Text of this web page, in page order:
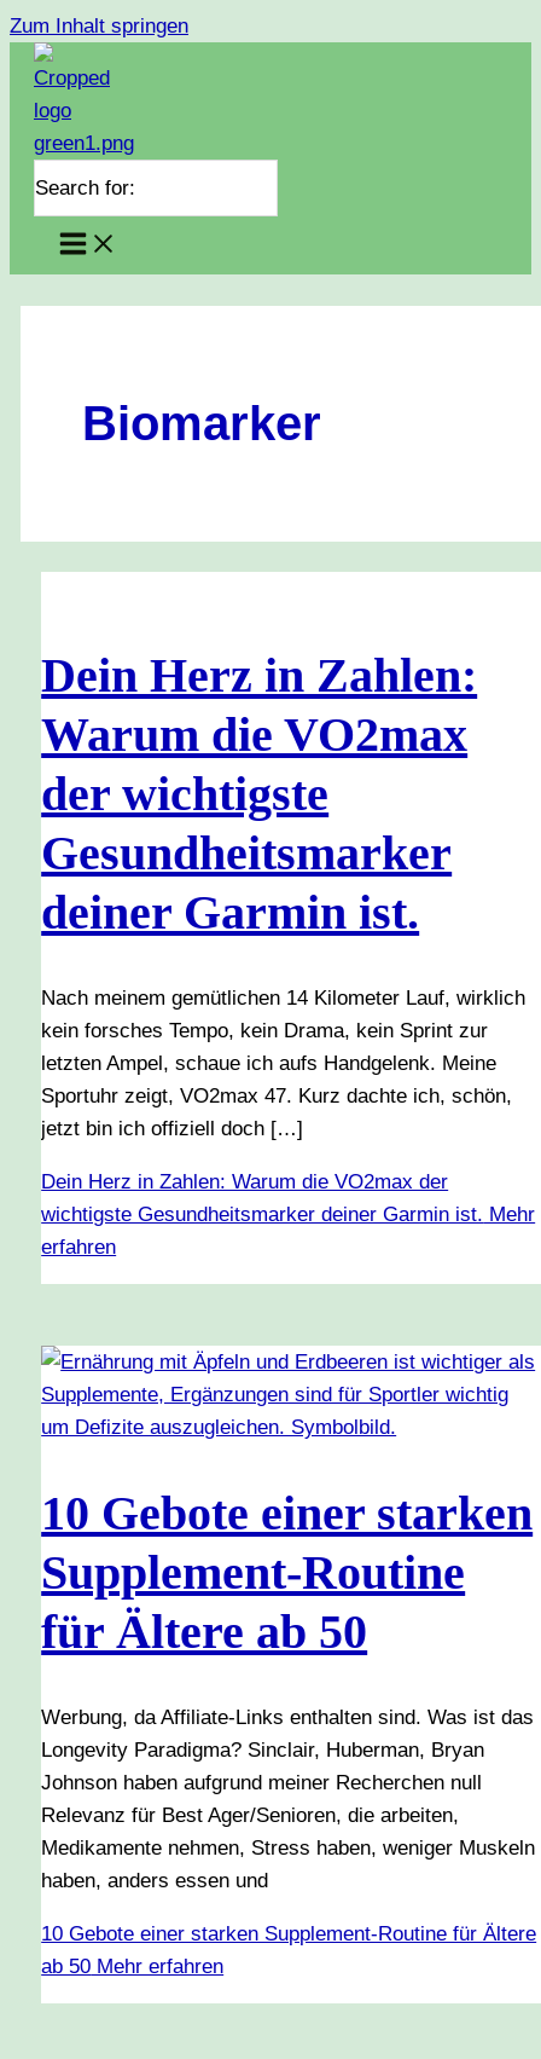
Zum Inhalt springen
Search for:
Biomarker
Dein Herz in Zahlen:
Warum die VO2max
der wichtigste
Gesundheitsmarker
deiner Garmin ist.
Nach meinem gemütlichen 14 Kilometer Lauf, wirklich
kein forsches Tempo, kein Drama, kein Sprint zur
letzten Ampel, schaue ich aufs Handgelenk. Meine
Sportuhr zeigt, VO2max 47. Kurz dachte ich, schön,
jetzt bin ich offiziell doch […]
Dein Herz in Zahlen: Warum die VO2max der
wichtigste Gesundheitsmarker deiner Garmin ist. Mehr
erfahren
10 Gebote einer starken
Supplement-Routine
für Ältere ab 50
Werbung, da Affiliate-Links enthalten sind. Was ist das
Longevity Paradigma? Sinclair, Huberman, Bryan
Johnson haben aufgrund meiner Recherchen null
Relevanz für Best Ager/Senioren, die arbeiten,
Medikamente nehmen, Stress haben, weniger Muskeln
haben, anders essen und
10 Gebote einer starken Supplement-Routine für Ältere
ab 50 Mehr erfahren